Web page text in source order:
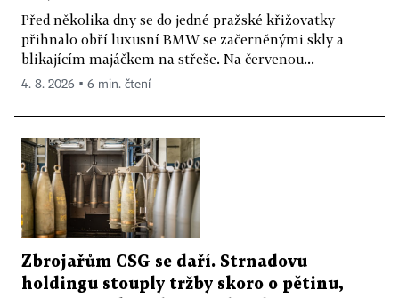
Před několika dny se do jedné pražské křižovatky
přihnalo obří luxusní BMW se začerněnými skly a
blikajícím majáčkem na střeše. Na červenou...
4. 8. 2026 ▪ 6 min. čtení
Zbrojařům CSG se daří. Strnadovu
holdingu stouply tržby skoro o pětinu,